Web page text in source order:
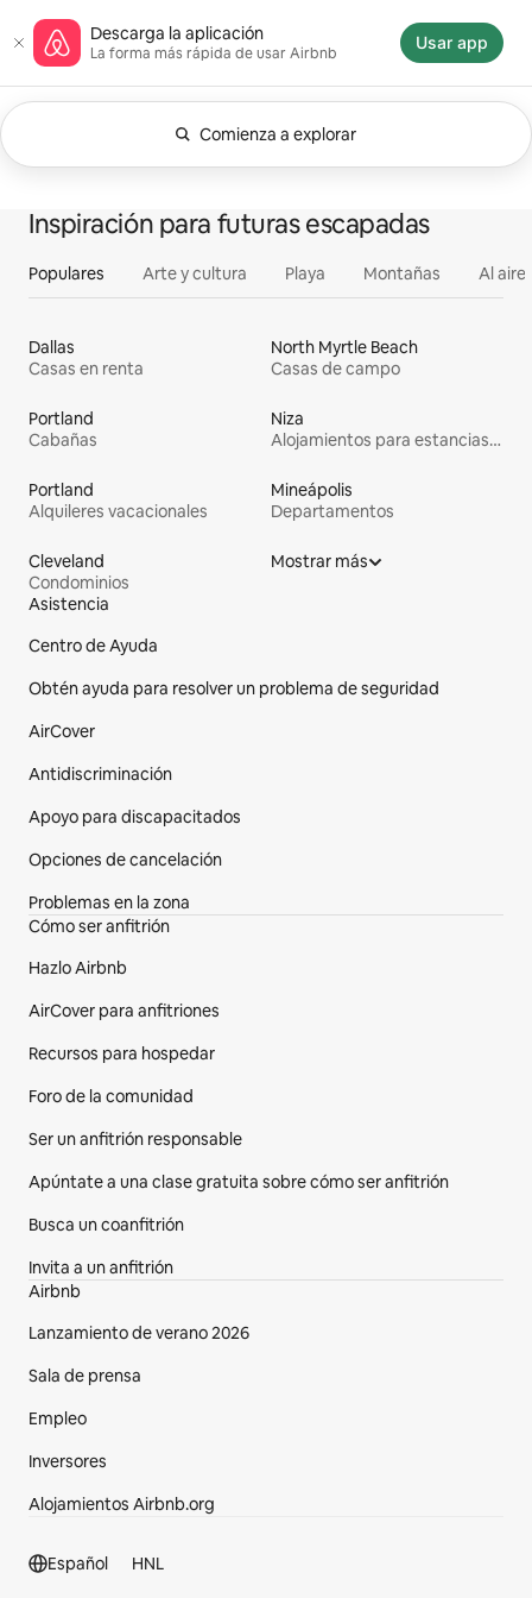
contenido
Página de inicio de Airbnb
Descarga la aplicación
La forma más rápida de usar Airbnb
Usar app
Comienza a explorar
Se muestran Cualquier fecha. Cambia la
Todo
Alojamientos Experiencias
Inspiración para futuras escapadas
Populares Arte y cultura Playa Montañas Al aire
Dallas
Casas en renta
North Myrtle Beach
Casas de campo
Portland
Cabañas
Niza
Alojamientos para estancias largas
Portland
Alquileres vacacionales
Mineápolis
Departamentos
Cleveland
Condominios
Mostrar más
Pie de página del sitio web
Asistencia
Centro de Ayuda
Obtén ayuda para resolver un problema de seguridad
AirCover
Antidiscriminación
Apoyo para discapacitados
Opciones de cancelación
Problemas en la zona
Cómo ser anfitrión
Hazlo Airbnb
AirCover para anfitriones
Recursos para hospedar
Foro de la comunidad
Ser un anfitrión responsable
Apúntate a una clase gratuita sobre cómo ser anfitrión
Busca un coanfitrión
Invita a un anfitrión
Airbnb
Lanzamiento de verano 2026
Sala de prensa
Empleo
Inversores
Alojamientos Airbnb.org
Sección del pie de página
Español HNL